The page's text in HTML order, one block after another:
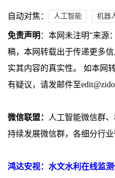
自动对焦： 人工智能 机器
免责声明 ：本网未注明“来源
稿，本网转载出于传递更多
实其内容的真实性。 如本网
有疑议，请发邮件至
微信联盟： 人工智能微信群
持续发展微信群，各细分行业
鸿达安视：水文水利在线监